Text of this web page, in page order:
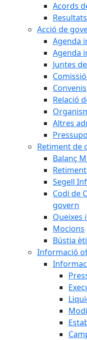
Acords
Acció de
Agenda
Agenda
Juntes
Convenis
Relació
Altres
Retiment de
Balanç
Segell
Codi de
govern
Queixes
Mocions
Bústia
Informació